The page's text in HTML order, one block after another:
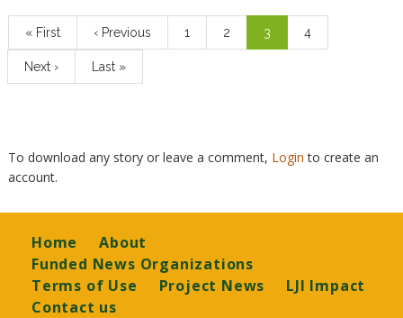
First
page
« First
Previous
page
‹ Previous Page
1 Page
2
Current
page
3 Page
4
Next
page
Next ›
Last
page
Last »
To download any story or leave a comment, Loginto create an
account.
Footer
Home
About
Funded News Organizations
Terms of Use
Project News
LJI Impact
Contact us